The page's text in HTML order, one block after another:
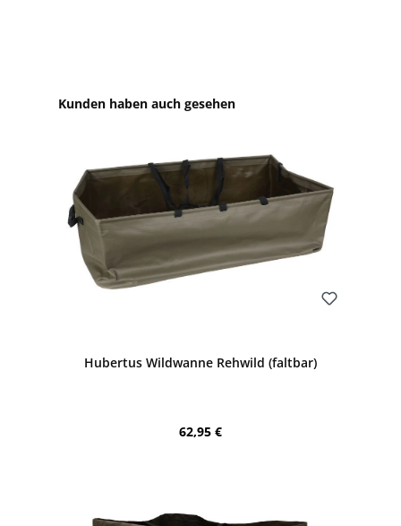
Produktgalerie überspringen
Kunden haben auch gesehen
Hubertus Wildwanne Rehwild (faltbar)
Regulärer Preis:
62,95 €